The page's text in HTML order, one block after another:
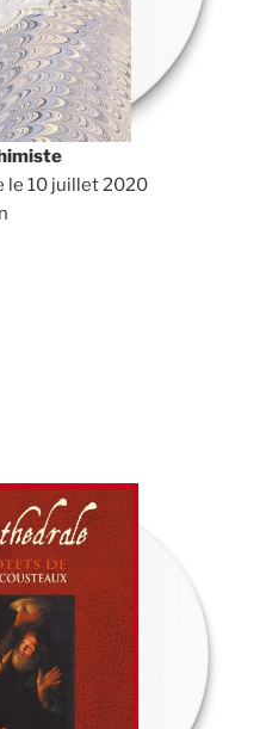
le 10 juillet 2020